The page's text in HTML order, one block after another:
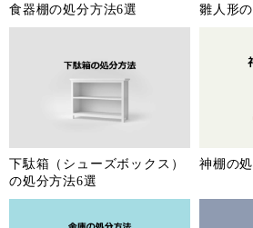
食器棚の処分方法6選 雛人形
下駄箱（シューズボックス）
の処分方法6選
神棚の